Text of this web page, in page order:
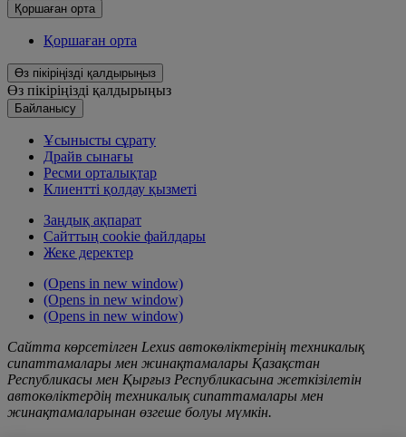
Қoршаған орта
Қoршаған орта
Өз пікіріңізді қалдырыңыз
Өз пікіріңізді қалдырыңыз
Байланысу
Ұсынысты сұрату
Драйв сынағы
Ресми орталықтар
Клиентті қолдау қызметі
Заңдық ақпарат
Сайттың cookie файлдары
Жеке деректер
(Opens in new window)
(Opens in new window)
(Opens in new window)
Сайтта көрсетілген Lexus автокөліктерінің техникалық
сипаттамалары мен жинақтамалары Қазақстан
Республикасы мен Қырғыз Республикасына жеткізілетін
автокөліктердің техникалық сипаттамалары мен
жинақтамаларынан өзгеше болуы мүмкін.